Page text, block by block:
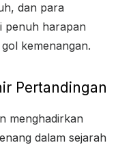
dan para
penuh harapan
kemenangan.
Pertandingan
menghadirkan
dalam sejarah